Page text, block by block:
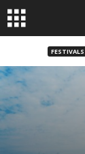
FESTIVALS